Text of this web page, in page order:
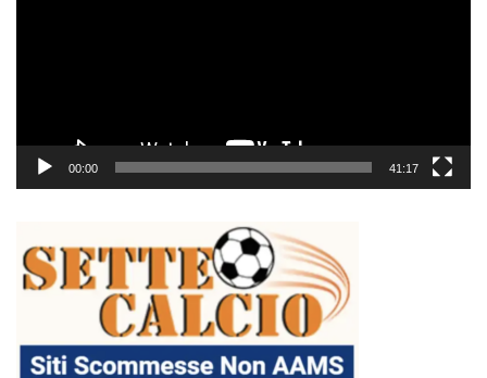
00:00 41:17